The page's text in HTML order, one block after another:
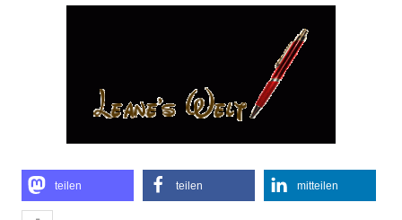
teilen teilen mitteilen